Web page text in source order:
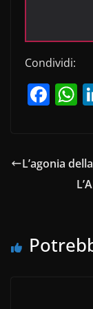
Condividi:
F
e
k
s
A
L’agonia